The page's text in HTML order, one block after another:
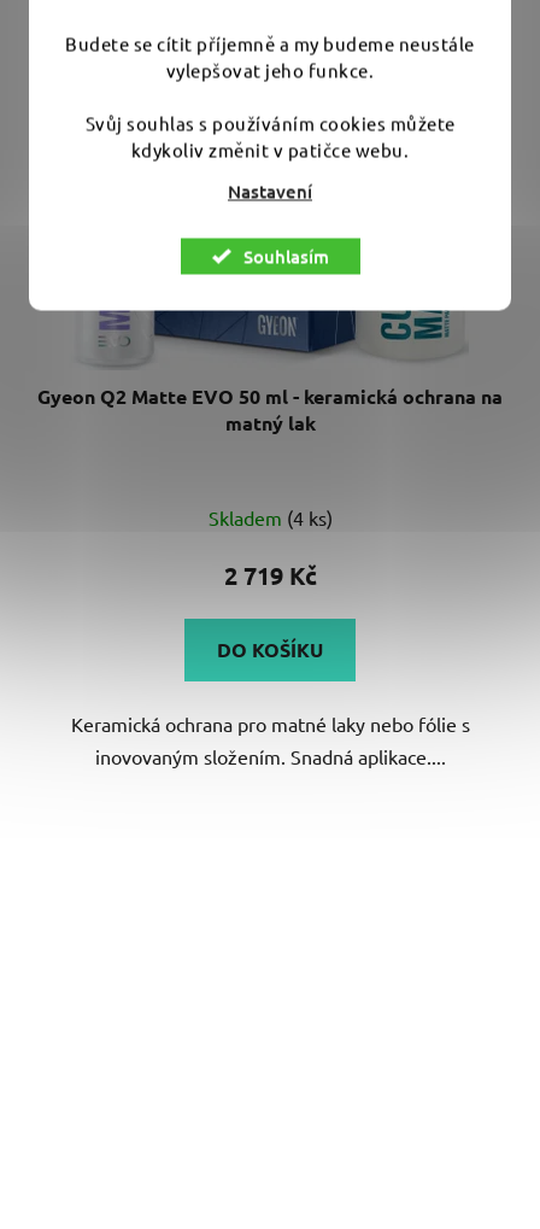
Budete se cítit příjemně a my budeme neustále
vylepšovat jeho funkce.
Svůj souhlas s používáním cookies můžete
kdykoliv změnit v patičce webu.
Nastavení
Souhlasím
Gyeon Q2 Matte EVO 50 ml - keramická ochrana na
matný lak
Skladem (4 ks)
2 719 Kč
DO KOŠÍKU
Keramická ochrana pro matné laky nebo fólie s
inovovaným složením. Snadná aplikace....